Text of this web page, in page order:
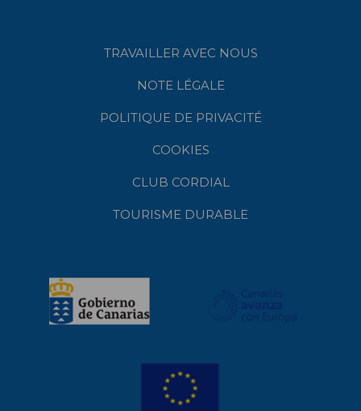
TRAVAILLER AVEC NOUS
NOTE LÉGALE
POLITIQUE DE PRIVACITÉ
COOKIES
CLUB CORDIAL
TOURISME DURABLE